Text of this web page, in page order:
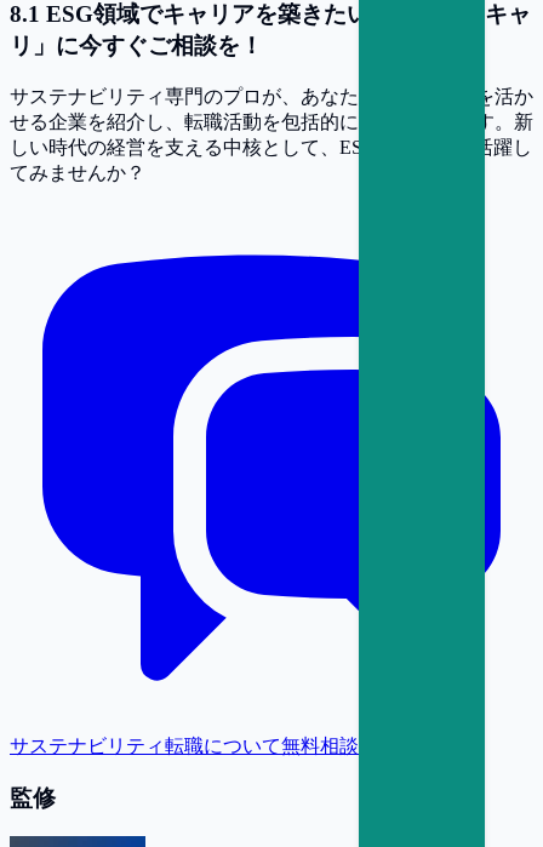
8.1 ESG領域でキャリアを築きたいなら「サスキャ
リ」に今すぐご相談を！
サステナビリティ専門のプロが、あなたの経験や強みを活か
せる企業を紹介し、転職活動を包括的にサポートします。新
しい時代の経営を支える中核として、ESG担当として活躍し
てみませんか？
サステナビリティ転職について無料相談
監修